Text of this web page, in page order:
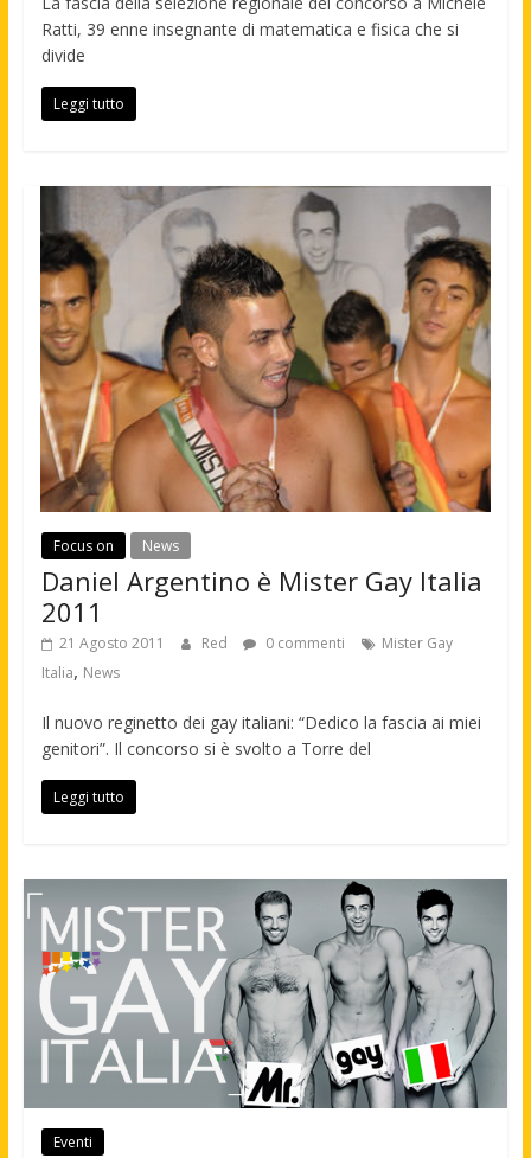
Ratti, 39 enne insegnante di matematica e fisica che si
divide
Leggi tutto
Focus on News
Daniel Argentino è Mister Gay Italia
2011
21 Agosto 2011 Red 0 commenti
Mister Gay
Italia, News
Il nuovo reginetto dei gay italiani: “Dedico la fascia ai miei
genitori”. Il concorso si è svolto a Torre del
Leggi tutto
Eventi